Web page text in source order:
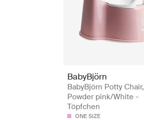
BabyBjörn
BabyBjörn Potty Chair,
Powder pink/White -
Töpfchen
ONE SIZE